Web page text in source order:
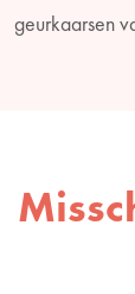
geurkaarsen